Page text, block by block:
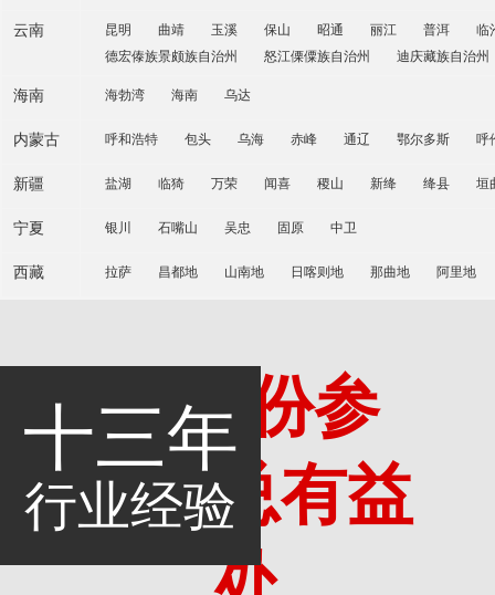
云南 昆明 曲靖 玉溪 保山 昭通 丽江 普洱
临
德宏傣族景颇族自治州
怒江傈僳族自治州 迪庆藏族自治州
海南 海勃湾 海南 乌达
内蒙古 呼和浩特 包头 乌海 赤峰 通辽 鄂尔多斯 呼
新疆 盐湖 临猗 万荣 闻喜 稷山 新绛 绛县 垣
宁夏 银川 石嘴山 吴忠 固原 中卫
西藏 拉萨 昌都地 山南地 日喀则地 那曲地 阿里地
十三年
行业经验
多一份参
考，总有益